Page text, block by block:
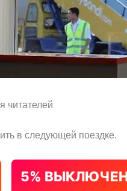
читателей
в следующей поездке.
5%